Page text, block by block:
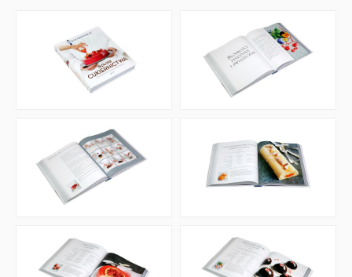
RELIGIJNE
PORADNIKI
DLA DZIECI